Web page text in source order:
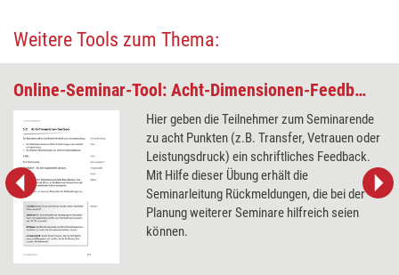
Weitere Tools zum Thema:
Online-Seminar-Tool: Acht-Dimensionen-Feedback
Hier geben die Teilnehmer zum Seminarende
zu acht Punkten (z.B. Transfer, Vetrauen oder
Leistungsdruck) ein schriftliches Feedback.
Mit Hilfe dieser Übung erhält die
Seminarleitung Rückmeldungen, die bei der
Planung weiterer Seminare hilfreich seien
können.